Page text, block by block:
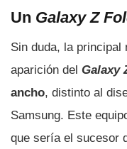
Un Galaxy Z
Sin duda, la principal
aparición del Galaxy
ancho, distinto al
Samsung. Este
que sería el sucesor